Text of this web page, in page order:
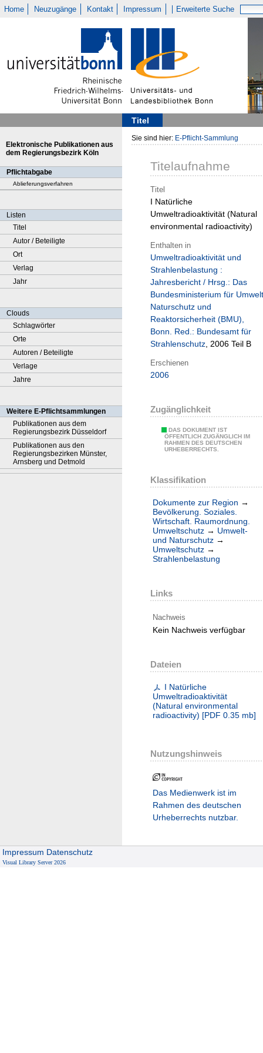
Home Neuzugänge Kontakt Impressum Erweiterte Suche
Titel
Elektronische Publikationen aus
dem Regierungsbezirk Köln
Pflichtabgabe
Ablieferungsverfahren
Listen
Titel
Autor / Beteiligte
Ort
Verlag
Jahr
Clouds
Schlagwörter
Orte
Autoren / Beteiligte
Verlage
Jahre
Weitere E-Pflichtsammlungen
Publikationen aus dem
Regierungsbezirk Düsseldorf
Publikationen aus den
Regierungsbezirken Münster,
Arnsberg und Detmold
Sie sind hier: E-Pflicht-Sammlung
Titelaufnahme
Titel
I Natürliche
Umweltradioaktivität (Natural
environmental radioactivity)
Enthalten in
Umweltradioaktivität und
Strahlenbelastung :
Jahresbericht / Hrsg.: Das
Bundesministerium für Umwelt
Naturschutz und
Reaktorsicherheit (BMU),
Bonn. Red.: Bundesamt für
Strahlenschutz, 2006 Teil B
Erschienen
2006
Zugänglichkeit
DAS DOKUMENT IST
ÖFFENTLICH ZUGÄNGLICH IM
RAHMEN DES DEUTSCHEN
URHEBERRECHTS.
Klassifikation
Dokumente zur Region →
Bevölkerung. Soziales.
Wirtschaft. Raumordnung.
Umweltschutz → Umwelt-
und Naturschutz →
Umweltschutz →
Strahlenbelastung
Links
Nachweis
Kein Nachweis verfügbar
Dateien
I Natürliche
Umweltradioaktivität
(Natural environmental
radioactivity) [PDF 0.35 mb]
Nutzungshinweis
Das Medienwerk ist im
Rahmen des deutschen
Urheberrechts nutzbar.
Impressum Datenschutz
Visual Library Server 2026